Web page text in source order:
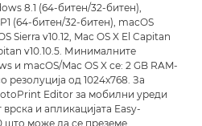
8.1 (64-битен/32-битен),
(64-битен/32-битен), macOS
Sierra v10.12, Mac OS X El Capitan
v10.10.5. Минималните
и macOS/Mac OS X се: 2 GB RAM-
резолуција од 1024x768. За
Editor за мобилни уреди
и апликацијата Easy-
што може да се преземе